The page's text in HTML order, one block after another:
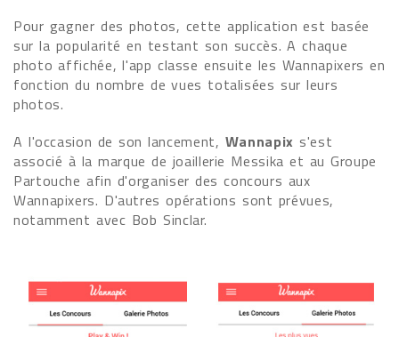
Pour gagner des photos, cette application est basée
sur la popularité en testant son succès. A chaque
photo affichée, l'app classe ensuite les Wannapixers en
fonction du nombre de vues totalisées sur leurs
photos.
A l'occasion de son lancement, Wannapix s'est
associé à la marque de joaillerie Messika et au Groupe
Partouche afin d'organiser des concours aux
Wannapixers. D'autres opérations sont prévues,
notamment avec Bob Sinclar.